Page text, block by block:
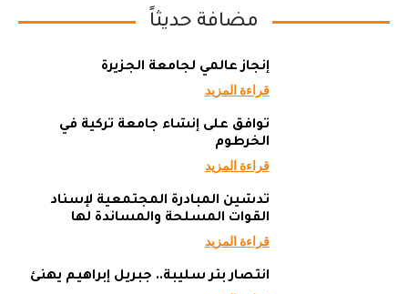
مضافة حديثاً
إنجاز عالمي لجامعة الجزيرة
قراءة المزيد
توافق على إنشاء جامعة تركية في
الخرطوم
قراءة المزيد
تدشين المبادرة المجتمعية لإسناد
القوات المسلحة والمساندة لها
قراءة المزيد
انتصار بئر سليبة.. جبريل إبراهيم يهنئ